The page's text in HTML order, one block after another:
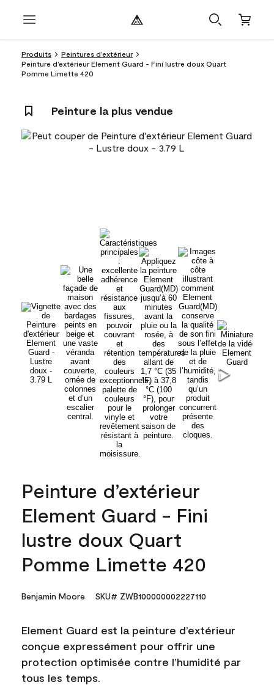
Produits
Peintures d’extérieur
Peinture d’extérieur Element Guard - Fini lustre doux Quart
Pomme Limette 420
Peinture la plus vendue
Peinture d’extérieur
Element Guard - Fini
lustre doux Quart
Pomme Limette 420
Benjamin Moore SKU# ZWB100000002227110
Element Guard est la peinture d’extérieur
conçue expressément pour offrir une
protection optimisée contre l’humidité par
tous les temps.